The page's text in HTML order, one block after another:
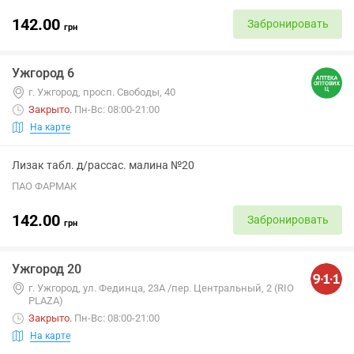
142.00 грн Забронировать
Ужгород 6
г. Ужгород, просп. Свободы, 40
Закрыто. Пн-Вс: 08:00-21:00
На карте
Лизак табл. д/рассас. малина №20
ПАО ФАРМАК
142.00 грн Забронировать
Ужгород 20
г. Ужгород, ул. Фединца, 23А /пер. Центральный, 2 (RIO
PLAZA)
Закрыто. Пн-Вс: 08:00-21:00
На карте